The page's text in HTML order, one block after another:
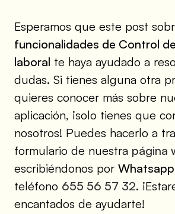
Esperamos que este post
funcionalidades de Control
laboral te haya ayudado a
dudas. Si tienes alguna otra
quieres conocer más sobre
aplicación, ¡solo tienes que
nosotros! Puedes hacerlo a
formulario de nuestra página
escribiéndonos por Whatsapp
teléfono 655 56 57 32.
encantados de ayudarte!